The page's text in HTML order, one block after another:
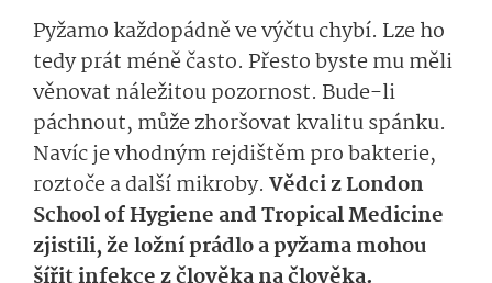
Pyžamo každopádně ve výčtu chybí. Lze ho
tedy prát méně často. Přesto byste mu měli
věnovat náležitou pozornost. Bude-li
páchnout, může zhoršovat kvalitu spánku.
Navíc je vhodným rejdištěm pro bakterie,
roztoče a další mikroby. Vědci z London
School of Hygiene and Tropical Medicine
zjistili, že ložní prádlo a pyžama mohou